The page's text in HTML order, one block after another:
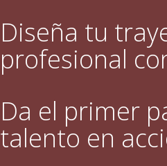
Diseña tu
profesional
Da el primer
talento en